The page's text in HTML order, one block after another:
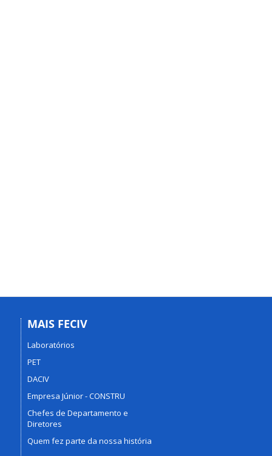
MAIS FECIV
Laboratórios
PET
DACIV
Empresa Júnior - CONSTRU
Chefes de Departamento e
Diretores
Quem fez parte da nossa história